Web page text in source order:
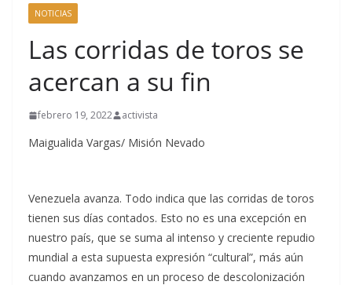
NOTICIAS
Las corridas de toros se
acercan a su fin
febrero 19, 2022 activista
Maigualida Vargas/ Misión Nevado
Venezuela avanza. Todo indica que las corridas de toros
tienen sus días contados. Esto no es una excepción en
nuestro país, que se suma al intenso y creciente repudio
mundial a esta supuesta expresión “cultural”, más aún
cuando avanzamos en un proceso de descolonización